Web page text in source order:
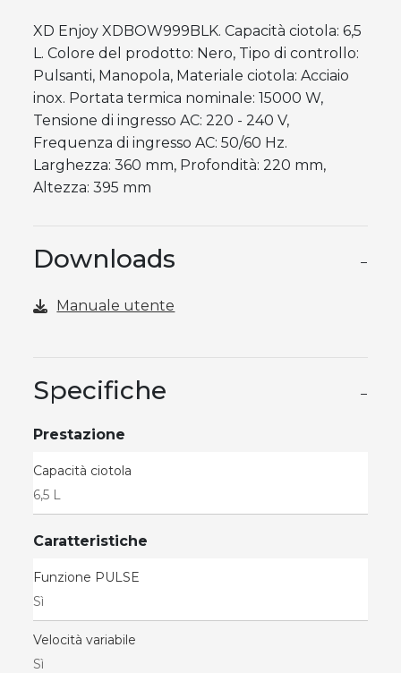
XD Enjoy XDBOW999BLK. Capacità ciotola: 6,5
L. Colore del prodotto: Nero, Tipo di controllo:
Pulsanti, Manopola, Materiale ciotola: Acciaio
inox. Portata termica nominale: 15000 W,
Tensione di ingresso AC: 220 - 240 V,
Frequenza di ingresso AC: 50/60 Hz.
Larghezza: 360 mm, Profondità: 220 mm,
Altezza: 395 mm
Downloads −
Manuale utente
Specifiche −
Prestazione
Capacità ciotola
6,5 L
Caratteristiche
Funzione PULSE
Sì
Velocità variabile
Sì